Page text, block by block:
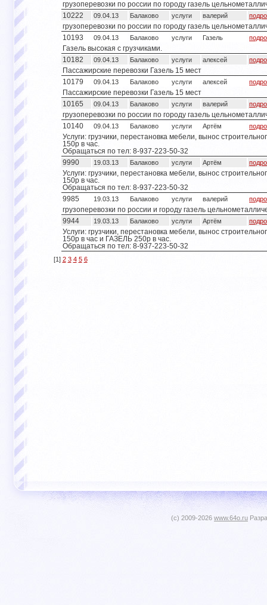
грузоперевозки по россии по городу газель
10222
09.04.13 Балаково услуги валерий
грузоперевозки по россии по городу газель
10193
09.04.13 Балаково услуги Газель
Газель высокая с грузчиками.
10182
09.04.13 Балаково услуги алексей
Пассажирские перевозки Газель 15 мест
10179
09.04.13 Балаково услуги алексей
Пассажирские перевозки Газель 15 мест
10165
09.04.13 Балаково услуги валерий
грузоперевозки по россии по городу газель
10140
09.04.13 Балаково услуги Артём
Услуги: грузчики, перестановка мебели, вынос
150р в час.
Обращаться по тел: 8-937-223-50-32
9990
19.03.13 Балаково услуги Артём
Услуги: грузчики, перестановка мебели, вынос
150р в час.
Обращаться по тел: 8-937-223-50-32
9985
19.03.13 Балаково услуги валерий
грузоперевозки по россии и городу газель
9944
19.03.13 Балаково услуги Артём
Услуги: грузчики, перестановка мебели, вынос
150р в час и ГАЗЕЛЬ 250р в час.
Обращаться по тел: 8-937-223-50-32
[1] 2 3 4 5 6
(c) 2009-2026 www.64o.ru